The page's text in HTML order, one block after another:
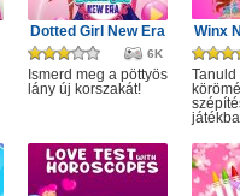
Dotted Girl New Era
6K
Ismerd meg a pöttyös
lány új korszakát!
Winx
Tanuld